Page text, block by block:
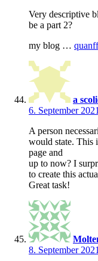
Very descriptive
be a part 2?
my blog …
a
6. September
A person
would state. This
page and
up to now? I
to create this
Great task!
8. September